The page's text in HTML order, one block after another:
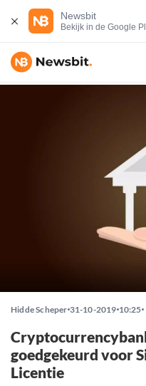
Newsbit
Bekijk in de Google
Hidde Scheper 31-10-2019 10:25
goedgekeurd voor
Licentie